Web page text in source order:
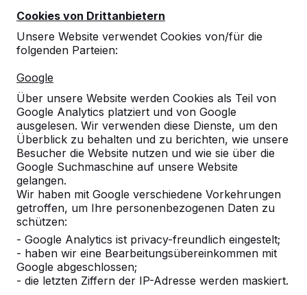
Cookies von Drittanbietern
Unsere Website verwendet Cookies von/für die
folgenden Parteien:
Google
Über unsere Website werden Cookies als Teil von
Google Analytics platziert und von Google
ausgelesen. Wir verwenden diese Dienste, um den
Überblick zu behalten und zu berichten, wie unsere
Besucher die Website nutzen und wie sie über die
Google Suchmaschine auf unsere Website
gelangen.
Wir haben mit Google verschiedene Vorkehrungen
getroffen, um Ihre personenbezogenen Daten zu
schützen:
- Google Analytics ist privacy-freundlich eingestelt;
- haben wir eine Bearbeitungsübereinkommen mit
Google abgeschlossen;
- die letzten Ziffern der IP-Adresse werden maskiert.
Referenzen
Unsere Produkte finden Sie in ganz Europa
und darüber hinaus. Sehen Sie hier, wo Sie
ein HeBlad-Produkt in Ihrer Nähe finden.
Produkt